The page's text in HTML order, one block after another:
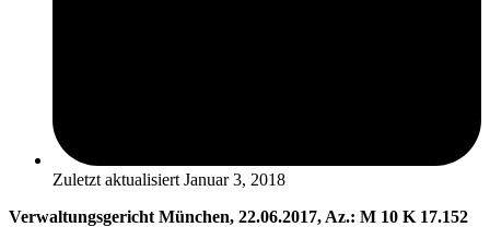
Zuletzt aktualisiert Januar 3, 2018
Verwaltungsgericht München, 22.06.2017, Az.: M 10 K 17.152